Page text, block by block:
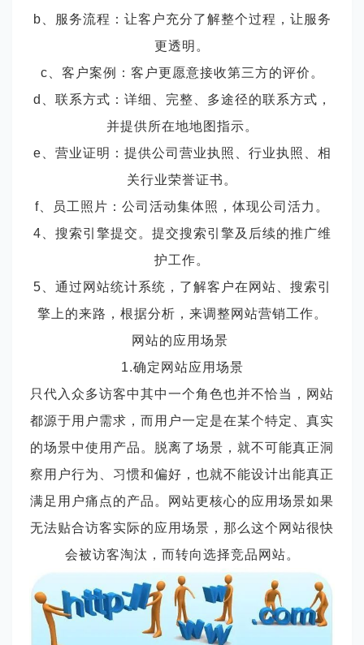
b、服务流程：让客户充分了解整个过程，让服务
更透明。
c、客户案例：客户更愿意接收第三方的评价。
d、联系方式：详细、完整、多途径的联系方式，
并提供所在地地图指示。
e、营业证明：提供公司营业执照、行业执照、相
关行业荣誉证书。
f、员工照片：公司活动集体照，体现公司活力。
4、搜索引擎提交。提交搜索引擎及后续的推广维
护工作。
5、通过网站统计系统，了解客户在网站、搜索引
擎上的来路，根据分析，来调整网站营销工作。
网站的应用场景
1.确定网站应用场景
只代入众多访客中其中一个角色也并不恰当，网站
都源于用户需求，而用户一定是在某个特定、真实
的场景中使用产品。脱离了场景，就不可能真正洞
察用户行为、习惯和偏好，也就不能设计出能真正
满足用户痛点的产品。网站更核心的应用场景如果
无法贴合访客实际的应用场景，那么这个网站很快
会被访客淘汰，而转向选择竞品网站。